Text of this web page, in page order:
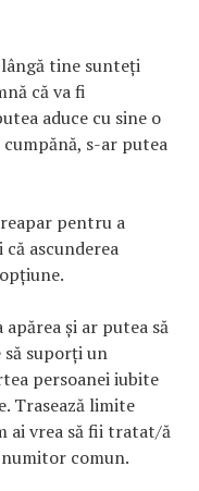
tine sunteți
că va fi
aduce cu sine o
s-ar putea
pentru a
ascunderea
și ar putea să
să suporți un
persoanei iubite
Trasează limite
ai vrea să fii tratat/ă
comun.